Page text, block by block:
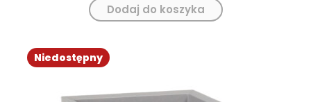
Dodaj do koszyka
Niedostępny